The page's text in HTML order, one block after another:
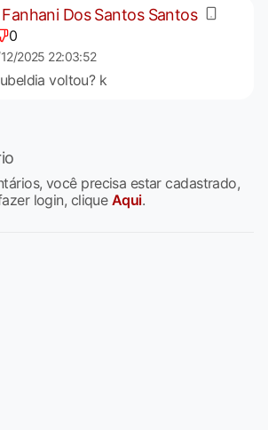
Dos Santos Santos
0
12/2025 22:03:52
voltou? k
você precisa estar cadastrado,
login, clique Aqui.